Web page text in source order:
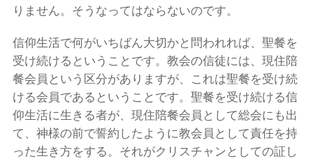
りません。そうなってはならないのです。
信仰生活で何がいちばん大切かと問われれば、聖餐を
受け続けるということです。教会の信徒には、現住陪
餐会員という区分がありますが、これは聖餐を受け続
ける会員であるということです。聖餐を受け続ける信
仰生活に生きる者が、現住陪餐会員として総会にも出
て、神様の前で誓約したように教会員として責任を持
った生き方をする。それがクリスチャンとしての証し